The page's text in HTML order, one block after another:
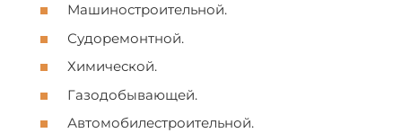
Машиностроительной.
Судоремонтной.
Химической.
Газодобывающей.
Автомобилестроительной.